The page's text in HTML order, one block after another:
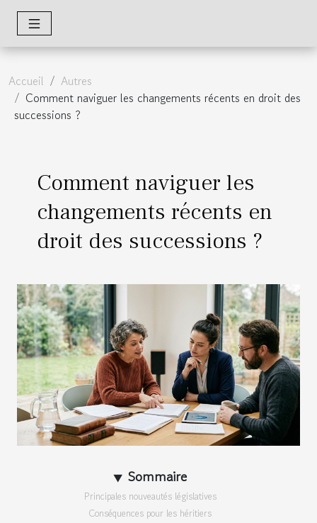
Accueil
Autres
Comment naviguer les changements récents en droit des
successions ?
Comment naviguer les
changements récents en
droit des successions ?
Sommaire
Principales nouveautés législatives
Conséquences pour les héritiers